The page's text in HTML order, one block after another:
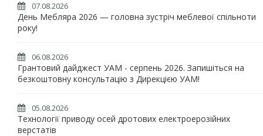
07.08.2026
День Мебляра 2026 — головна зустріч меблевої спільноти
року!
06.08.2026
Грантовий дайджест УАМ - серпень 2026. Запишіться на
безкоштовну консультацію з Дирекцією УАМ!
05.08.2026
Технології приводу осей дротових електроерозійних
верстатів